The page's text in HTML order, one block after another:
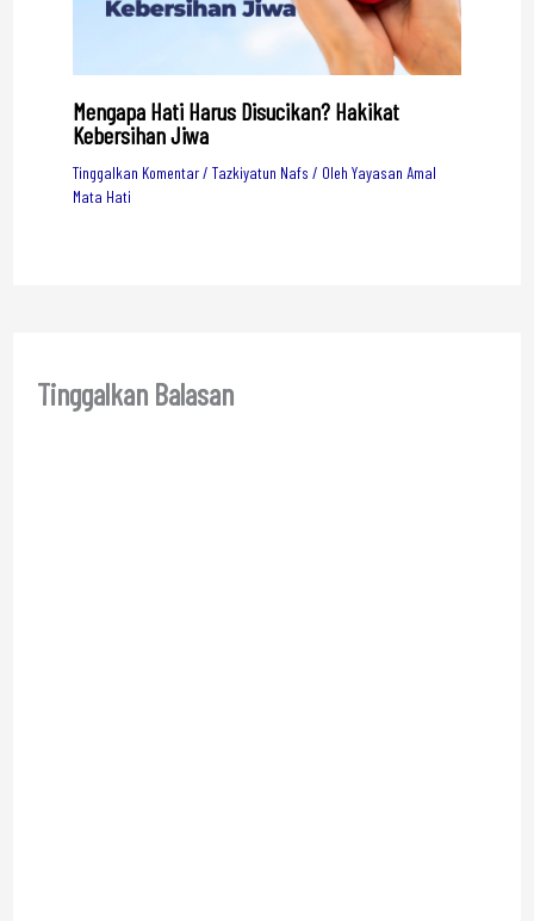
Mengapa Hati Harus Disucikan? Hakikat
Kebersihan Jiwa
Tinggalkan Komentar/ Tazkiyatun Nafs / Oleh Yayasan Amal
Mata Hati
Tinggalkan Balasan